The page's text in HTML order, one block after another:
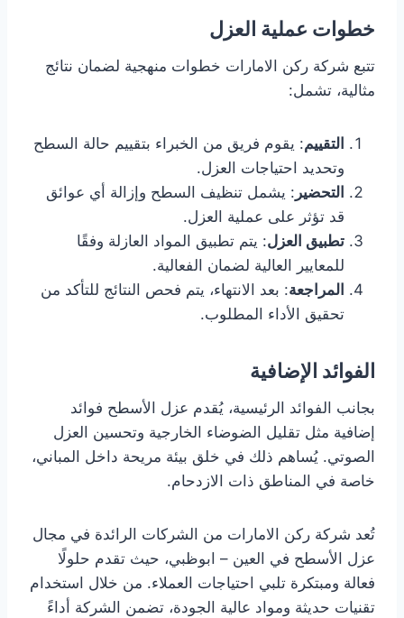
خطوات عملية العزل
تتبع شركة ركن الامارات خطوات منهجية لضمان نتائج
مثالية، تشمل:
التقييم: يقوم فريق من الخبراء بتقييم حالة السطح
وتحديد احتياجات العزل.
التحضير : يشمل تنظيف السطح وإزالة أي عوائق
قد تؤثر على عملية العزل.
تطبيق العزل: يتم تطبيق المواد العازلة وفقًا
للمعايير العالية لضمان الفعالية.
المراجعة: بعد الانتهاء، يتم فحص النتائج للتأكد من
تحقيق الأداء المطلوب.
الفوائد الإضافية
بجانب الفوائد الرئيسية، يُقدم عزل الأسطح فوائد
إضافية مثل تقليل الضوضاء الخارجية وتحسين العزل
الصوتي. يُساهم ذلك في خلق بيئة مريحة داخل المباني،
خاصة في المناطق ذات الازدحام.
تُعد شركة ركن الامارات من الشركات الرائدة في مجال
عزل الأسطح في العين – ابوظبي، حيث تقدم حلولًا
فعالة ومبتكرة تلبي احتياجات العملاء. من خلال استخدام
تقنيات حديثة ومواد عالية الجودة، تضمن الشركة أداءً